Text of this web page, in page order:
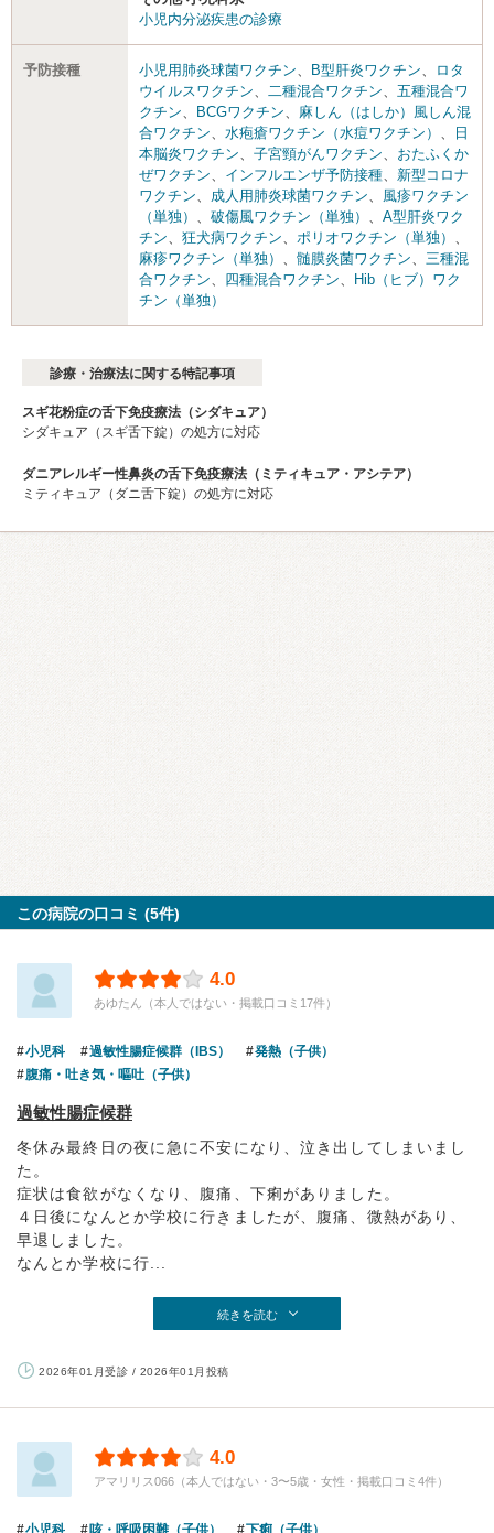
小児内分泌疾患の診療
予防接種 小児用肺炎球菌ワクチン、 B型肝炎ワクチン、
ロタ
ウイルスワクチン、 二種混合ワクチン、 五種混合ワ
クチン、 BCGワクチン、 麻しん（はしか）風しん混
合ワクチン、 水疱瘡ワクチン（水痘ワクチン） 、
日
本脳炎ワクチン、 子宮頸がんワクチン、 おたふくか
ぜワクチン、 インフルエンザ予防接種、 新型コロナ
ワクチン、 成人用肺炎球菌ワクチン、 風疹ワクチン
（単独） 、 破傷風ワクチン（単独） 、 A型肝炎ワク
チン、 狂犬病ワクチン、 ポリオワクチン（単独） 、
麻疹ワクチン（単独） 、 髄膜炎菌ワクチン、 三種混
合ワクチン、 四種混合ワクチン、
Hib（ヒブ）ワク
チン（単独）
診療・治療法に関する特記事項
スギ花粉症の舌下免疫療法（シダキュア）
シダキュア（スギ舌下錠）の処方に対応
ダニアレルギー性鼻炎の舌下免疫療法（ミティキュア・アシテア）
ミティキュア（ダニ舌下錠）の処方に対応
この病院の口コミ (5件)
4.0
あゆたん（本人ではない・掲載口コミ17件）
小児科 過敏性腸症候群（IBS）
発熱（子供）
腹痛・吐き気・嘔吐（子供）
過敏性腸症候群
冬休み最終日の夜に急に不安になり、泣き出してしまいまし
た。
症状は食欲がなくなり、腹痛、下痢がありました。
４日後になんとか学校に行きましたが、腹痛、微熱があり、
早退しました。
なんとか学校に行...
続きを読む
2026年01月受診 / 2026年01月投稿
4.0
アマリリス066（本人ではない・3〜5歳・女性・掲載口コミ4件）
小児科 咳・呼吸困難（子供） 下痢（子供）